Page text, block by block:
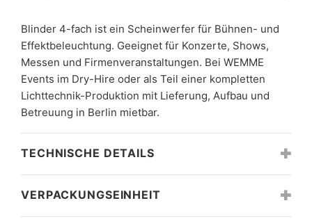
Blinder 4-fach ist ein Scheinwerfer für Bühnen- und
Effektbeleuchtung. Geeignet für Konzerte, Shows,
Messen und Firmenveranstaltungen. Bei WEMME
Events im Dry-Hire oder als Teil einer kompletten
Lichttechnik-Produktion mit Lieferung, Aufbau und
Betreuung in Berlin mietbar.
TECHNISCHE DETAILS
VERPACKUNGSEINHEIT